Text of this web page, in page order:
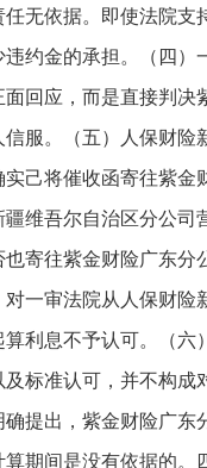
无依据。即使法院支
约金的承担。（四）
回应，而是直接判决
服。（五）人保财险
己将催收函寄往紫金
维吾尔自治区分公司
寄往紫金财险广东分
一审法院从人保财险
利息不予认可。（六
标准认可，并不构成
提出，紫金财险广东
期间是没有依据的。